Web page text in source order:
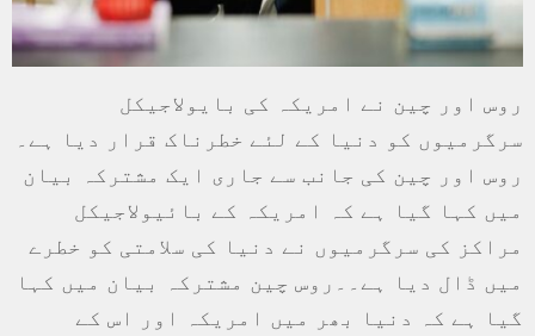
روس اور چین نے امریکہ کی بایولاجیکل
سرگرمیوں کو دنیا کے لئے خطرناک قرار دیا ہے۔
روس اور چین کی جانب سے جاری ایک مشترکہ بیان
میں کہا گیا ہے کہ امریکہ کے بائیولاجیکل
مراکز کی سرگرمیوں نے دنیا کی سلامتی کو خطرے
میں ڈال دیا ہے۔۔روس چین مشترکہ بیان میں کہا
گیا ہے کہ دنیا بھر میں امریکہ اور اس کے